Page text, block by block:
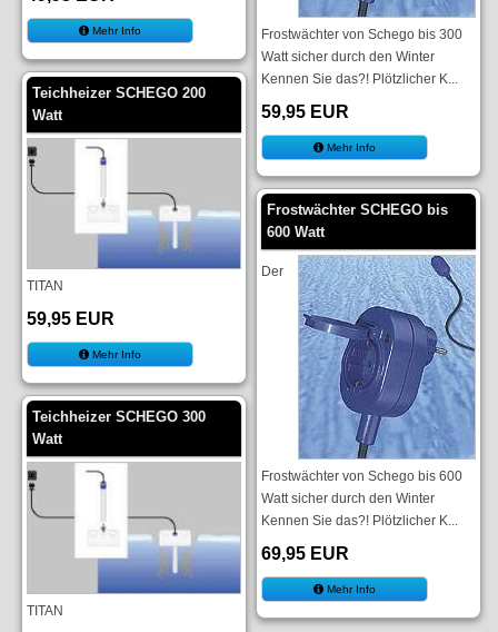
Mehr Info
Teichheizer SCHEGO 200
Watt
TITAN
59,95 EUR
Mehr Info
Teichheizer SCHEGO 300
Watt
TITAN
Frostwächter von Schego bis 300
Watt sicher durch den Winter
Kennen Sie das?! Plötzlicher K...
59,95 EUR
Mehr Info
Frostwächter SCHEGO bis
600 Watt
Der
Frostwächter von Schego bis 600
Watt sicher durch den Winter
Kennen Sie das?! Plötzlicher K...
69,95 EUR
Mehr Info